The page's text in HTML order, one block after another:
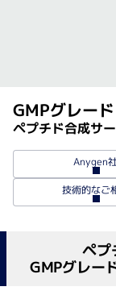
GMPグレー
ペプチド合成サ
Anygen
技術的なご
ペプ
GMPグレー